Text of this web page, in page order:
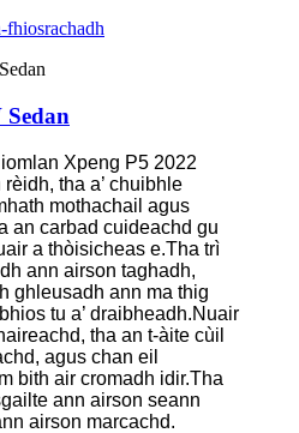
fhiosrachadh
Xpeng P5 2022
tha a’ chuibhle
mothachail agus
an carbad cuideachd gu
a thòisicheas e.Tha trì
ann airson taghadh,
ghleusadh ann ma thig
tu a’ draibheadh.Nuair
tha an t-àite cùil
agus chan eil
bith air cromadh idir.Tha
ann airson seann
airson marcachd.